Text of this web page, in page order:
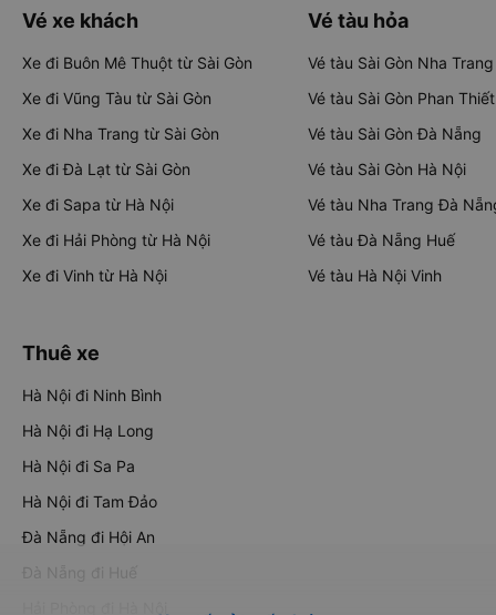
Vé xe khách
Xe đi Buôn Mê Thuột từ Sài Gòn
Xe đi Vũng Tàu từ Sài Gòn
Xe đi Nha Trang từ Sài Gòn
Xe đi Đà Lạt từ Sài Gòn
Xe đi Sapa từ Hà Nội
Xe đi Hải Phòng từ Hà Nội
Xe đi Vinh từ Hà Nội
Vé tàu hỏa
Vé tàu Sài Gòn Nha Trang
Vé tàu Sài Gòn Phan Thiết
Vé tàu Sài Gòn Đà Nẵng
Vé tàu Sài Gòn Hà Nội
Vé tàu Nha Trang Đà
Vé tàu Đà Nẵng Huế
Vé tàu Hà Nội Vinh
Thuê xe
Hà Nội đi Ninh Bình
Hà Nội đi Hạ Long
Hà Nội đi Sa Pa
Hà Nội đi Tam Đảo
Đà Nẵng đi Hội An
Đà Nẵng đi Huế